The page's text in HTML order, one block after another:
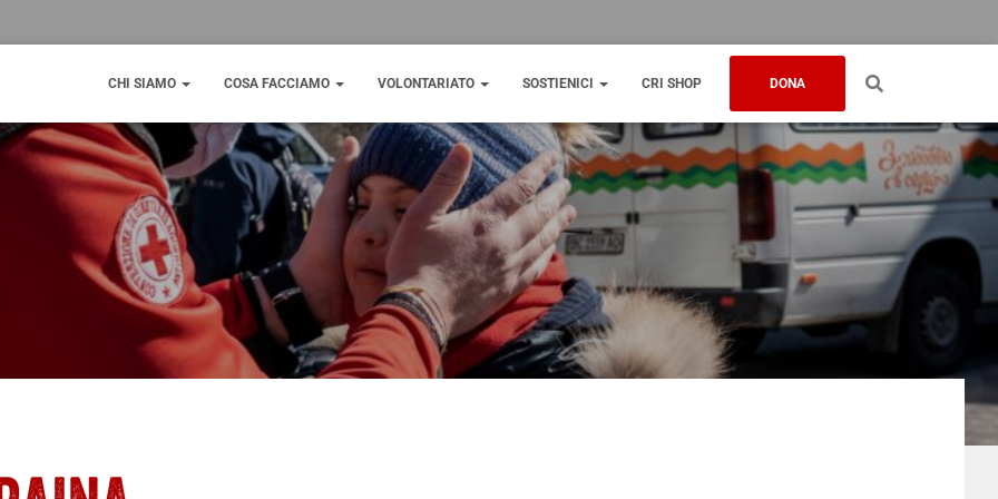
CHI SIAMO COSA FACCIAMO VOLONTARIATO SOSTIENICI CRI SHOP DONA